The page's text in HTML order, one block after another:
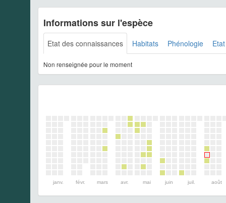
Informations sur l'espèce
Etat des connaissances Habitats Phénologie
Non renseignée pour le moment
janv. févr. mars avr. mai juin juil. août